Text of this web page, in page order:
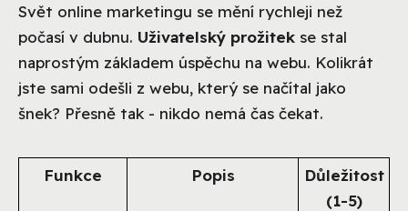
Svět online marketingu se mění rychleji než
počasí v dubnu. Uživatelský prožitek se stal
naprostým základem úspěchu na webu. Kolikrát
jste sami odešli z webu, který se načítal jako
šnek? Přesně tak - nikdo nemá čas čekat.
Funkce Popis
Důležitost
(1-5)